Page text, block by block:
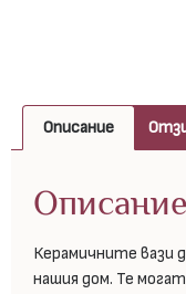
Описание
Описание
Керамичните вази
нашия дом. Те